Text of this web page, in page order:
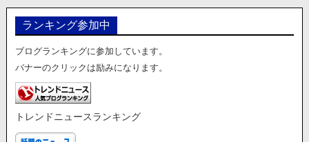
ランキング参加中
ブログランキングに参加しています。
バナーのクリックは励みになります。
トレンドニュースランキング